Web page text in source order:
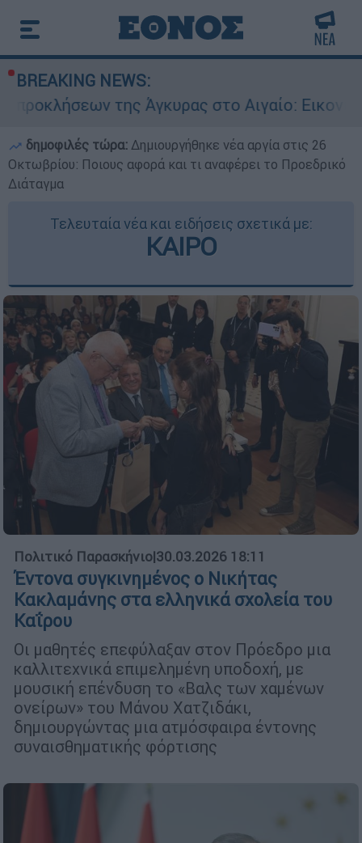
BREAKING NEWS:
Άγκυρας στο Αιγαίο: Εικονική αερομαχία
δημοφιλές τώρα: Δημιουργήθηκε νέα αργία στις 26
Οκτωβρίου: Ποιους αφορά και τι αναφέρει το Προεδρικό
Διάταγμα
Τελευταία νέα και ειδήσεις σχετικά με:
ΚΑΙΡΟ
Πολιτικό Παρασκήνιο|30.03.2026 18:11
Έντονα συγκινημένος ο Νικήτας
Κακλαμάνης στα ελληνικά σχολεία του
Καΐρου
Οι μαθητές επεφύλαξαν στον Πρόεδρο μια
καλλιτεχνικά επιμελημένη υποδοχή, με
μουσική επένδυση το «Βαλς των χαμένων
ονείρων» του Μάνου Χατζιδάκι,
δημιουργώντας μια ατμόσφαιρα έντονης
συναισθηματικής φόρτισης